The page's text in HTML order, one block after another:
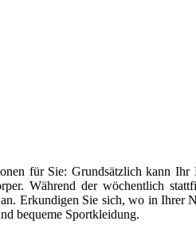
für Sie: Grundsätzlich kann
Während der wöchentlich
an. Erkundigen Sie sich, wo in Ihrer
bequeme Sportkleidung.